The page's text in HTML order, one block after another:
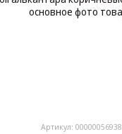
Артикул: 00000056938